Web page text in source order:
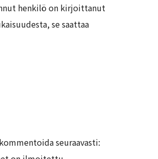
henkilö on kirjoittanut
se saattaa
seuraavasti: